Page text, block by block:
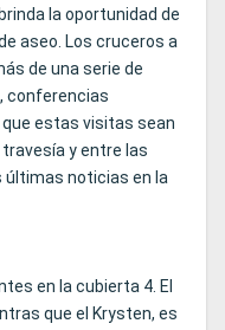
la oportunidad de
aseo. Los cruceros a
de una serie de
conferencias
estas visitas sean
y entre las
últimas noticias en la
en la cubierta 4. El
que el Krysten, es